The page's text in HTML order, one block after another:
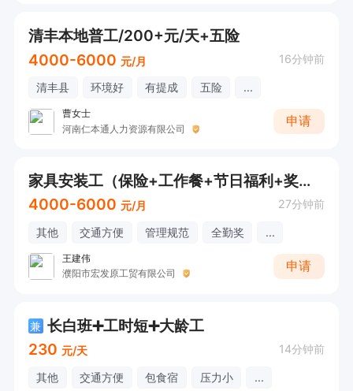
清丰本地普工/200+元/天+五险
4000-6000 元/月 16分钟前
清丰县 环境好 有提成 五险 ...
曹女士
河南仁本通人力资源有限公司
申请
家具安装工（保险+工作餐+节日福利+奖金补助）
4000-6000 元/月 27分钟前
其他 交通方便 管理规范 全勤奖 ...
王建伟
濮阳市宏发原工贸有限公司
申请
兼 长白班➕工时短➕大龄工
230 元/天 14分钟前
其他 交通方便 包食宿 压力小 ...